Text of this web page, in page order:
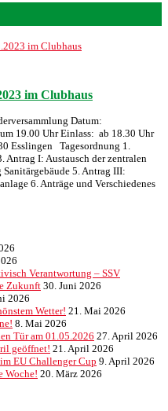
im Clubhaus
Datum:
19.00 Uhr Einlass: ab 18.30 Uhr
Tagesordnung 1.
Antrag I: Austausch der zentralen
5. Antrag III:
6. Anträge und Verschiedenes
Verantwortung – SSV
Zukunft30. Juni 2026
2026
Wetter! 21. Mai 2026
8. Mai 2026
Tür am 01.05.2026 27. April 2026
geöffnet! 21. April 2026
EU Challenger Cup 9. April 2026
Woche! 20. März 2026